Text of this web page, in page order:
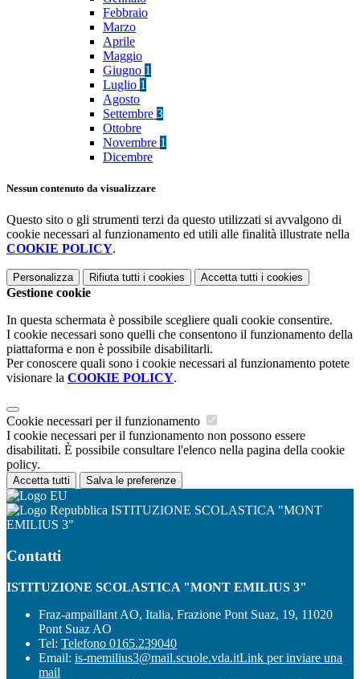
Febbraio
Marzo
Aprile
Maggio
Giugno 1
Luglio 1
Agosto
Settembre 3
Ottobre
Novembre 1
Dicembre
Nessun contenuto da visualizzare
Questo sito o gli strumenti terzi da questo utilizzati si avvalgono di
cookie necessari al funzionamento ed utili alle finalità illustrate nella
COOKIE POLICY.
Personalizza Rifiuta tutti i cookies Accetta tutti i cookies
Gestione cookie
In questa schermata è possibile scegliere quali cookie consentire.
I cookie necessari sono quelli che consentono il funzionamento della
piattaforma e non è possibile disabilitarli.
Per conoscere quali sono i cookie necessari al funzionamento potete
visionare la COOKIE POLICY.
Cookie necessari per il funzionamento
I cookie necessari per il funzionamento non possono essere
disabilitati. È possibile consultare l'elenco nella pagina della cookie
policy.
Accetta tutti Salva le preferenze
ISTITUZIONE SCOLASTICA "MONT
EMILIUS 3"
Contatti
ISTITUZIONE SCOLASTICA "MONT EMILIUS 3"
Fraz-ampaillant AO, Italia, Frazione Pont Suaz, 19, 11020
Pont Suaz AO
Tel: Telefono 0165.239040
Email: is-memilius3@mail.scuole.vda.itLink per inviare una
mail